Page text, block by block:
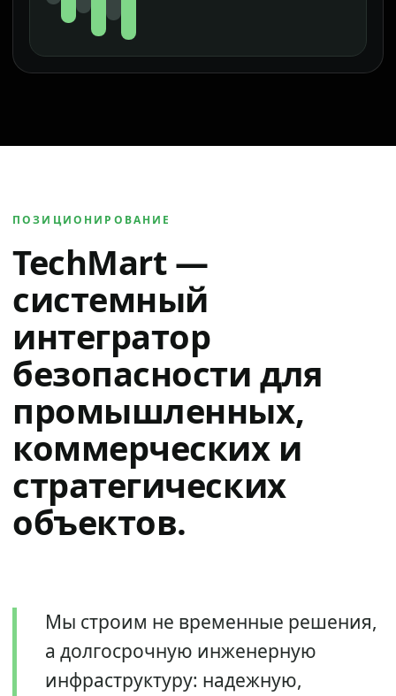
ПОЗИЦИОНИРОВАНИЕ
TechMart —
системный
интегратор
безопасности для
промышленных,
коммерческих и
стратегических
объектов.
Мы строим не временные решения,
а долгосрочную инженерную
инфраструктуру: надежную,